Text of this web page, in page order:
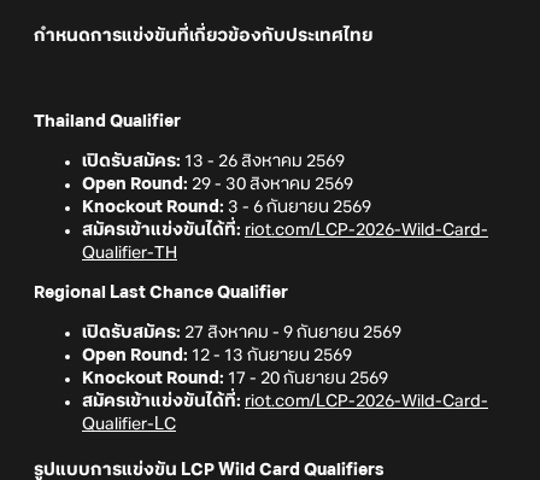
กำหนดการแข่งขันที่เกี่ยวข้องกับประเทศไทย
Thailand Qualifier
เปิดรับสมัคร: 13 - 26 สิงหาคม 2569
Open Round: 29 - 30 สิงหาคม 2569
Knockout Round: 3 - 6 กันยายน 2569
สมัครเข้าแข่งขันได้ที่: riot.com/LCP-2026-Wild-Card-
Qualifier-TH
Regional Last Chance Qualifier
เปิดรับสมัคร: 27 สิงหาคม - 9 กันยายน 2569
Open Round: 12 - 13 กันยายน 2569
Knockout Round: 17 - 20 กันยายน 2569
สมัครเข้าแข่งขันได้ที่: riot.com/LCP-2026-Wild-Card-
Qualifier-LC
รูปแบบการแข่งขัน LCP Wild Card Qualifiers